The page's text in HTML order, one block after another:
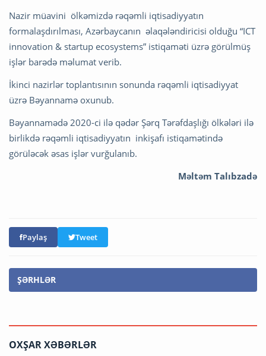
Nazir müavini ölkəmizdə rəqəmli iqtisadiyyatın
formalaşdırılması, Azərbaycanın əlaqələndiricisi olduğu “ICT
innovation & startup ecosystems” istiqaməti üzrə görülmüş
işlər barədə məlumat verib.
İkinci nazirlər toplantısının sonunda rəqəmli iqtisadiyyat
üzrə Bəyannamə oxunub.
Bəyannamədə 2020-ci ilə qədər Şərq Tərəfdaşlığı ölkələri ilə
birlikdə rəqəmli iqtisadiyyatın inkişafı istiqamətində
görüləcək əsas işlər vurğulanıb.
Məltəm Talıbzadə
Paylaş Tweet
ŞƏRHLƏR
OXŞAR XƏBƏRLƏR